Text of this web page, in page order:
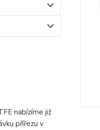
nabízíme již
přířezu v